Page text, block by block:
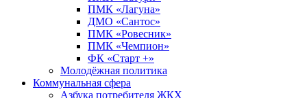
ПМК «Лагуна»
ДМО «Сантос»
ПМК «Ровесник»
ПМК «Чемпион»
ФК «Старт +»
Молодёжная политика
Коммунальная сфера
Азбука потребителя ЖКХ